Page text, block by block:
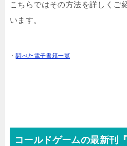
こちらではその方法を詳しくご
います。
・調べた電子書籍一覧
コールドゲームの最新刊